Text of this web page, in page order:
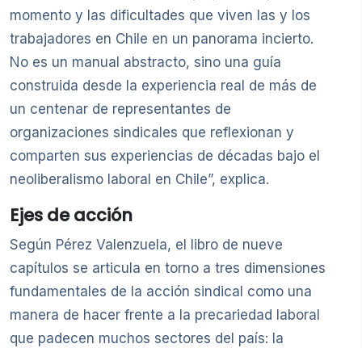
momento y las dificultades que viven las y los
trabajadores en Chile en un panorama incierto.
No es un manual abstracto, sino una guía
construida desde la experiencia real de más de
un centenar de representantes de
organizaciones sindicales que reflexionan y
comparten sus experiencias de décadas bajo el
neoliberalismo laboral en Chile”, explica.
Ejes de acción
Según Pérez Valenzuela, el libro de nueve
capítulos se articula en torno a tres dimensiones
fundamentales de la acción sindical como una
manera de hacer frente a la precariedad laboral
que padecen muchos sectores del país: la